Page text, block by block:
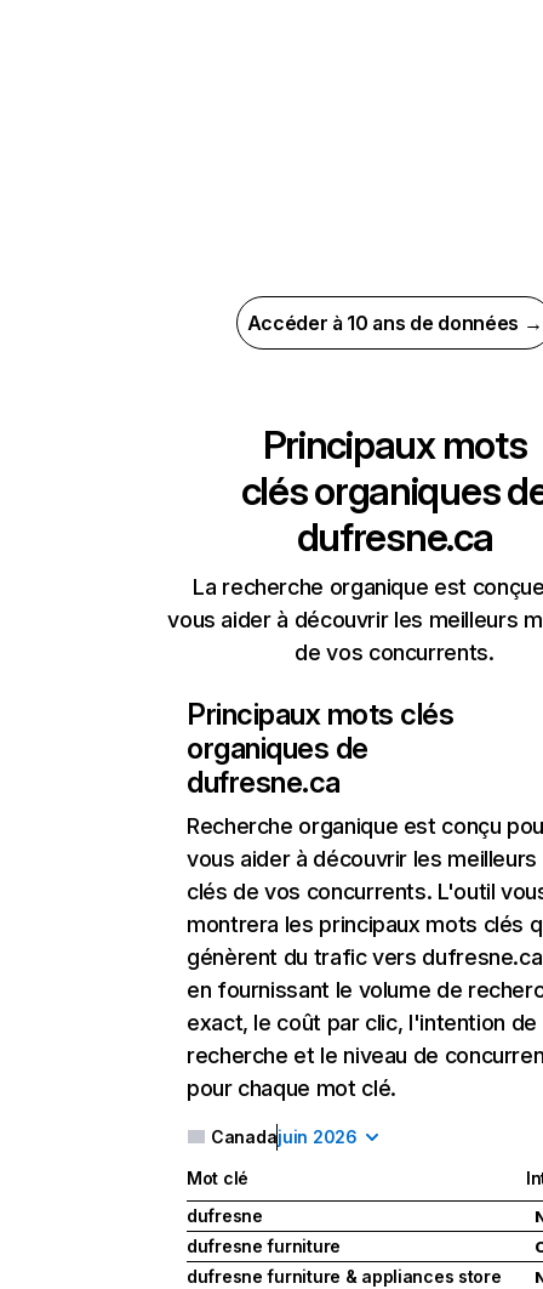
Accéder à 10 ans de données →
Principaux mots
clés organiques
dufresne.ca
La recherche organique est
vous aider à découvrir les meilleurs
de vos concurrents.
Principaux mots clés
organiques de
dufresne.ca
Recherche organique est conçu
vous aider à découvrir les
clés de vos concurrents. L'outil
montrera les principaux mots clés
génèrent du trafic vers
en fournissant le volume de
exact, le coût par clic, l'intention de
recherche et le niveau de
pour chaque mot clé.
Canadajuin 2026
Mot clé
dufresne
dufresne furniture
dufresne furniture & appliances store